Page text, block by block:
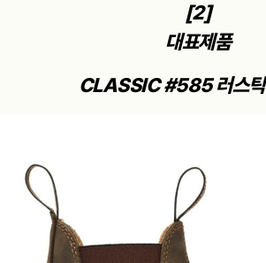
[2]
대표제품
CLASSIC #585 러스틱